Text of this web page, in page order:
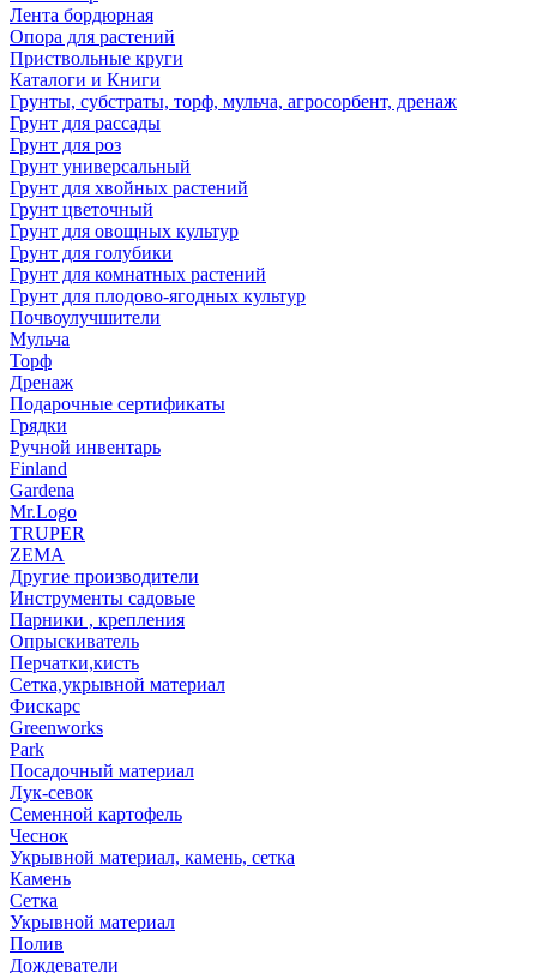
Лента бордюрная
Опора для растений
Приствольные круги
Каталоги и Книги
Грунты, субстраты, торф, мульча, агросорбент, дренаж
Грунт для рассады
Грунт для роз
Грунт универсальный
Грунт для хвойных растений
Грунт цветочный
Грунт для овощных культур
Грунт для голубики
Грунт для комнатных растений
Грунт для плодово-ягодных культур
Почвоулучшители
Мульча
Торф
Дренаж
Подарочные сертификаты
Грядки
Ручной инвентарь
Finland
Gardena
Mr.Logo
TRUPER
ZEMA
Другие производители
Инструменты садовые
Парники , крепления
Опрыскиватель
Перчатки,кисть
Сетка,укрывной материал
Фискарс
Greenworks
Park
Посадочный материал
Лук-севок
Семенной картофель
Чеснок
Укрывной материал, камень, сетка
Камень
Сетка
Укрывной материал
Полив
Дождеватели